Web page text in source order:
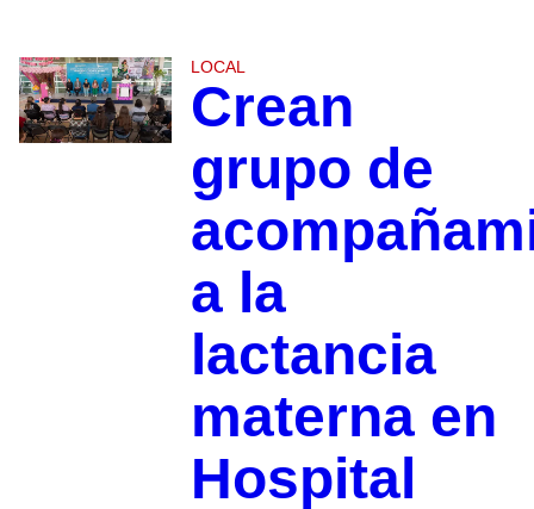
LOCAL
Crean
grupo de
a la
lactancia
materna en
Hospital